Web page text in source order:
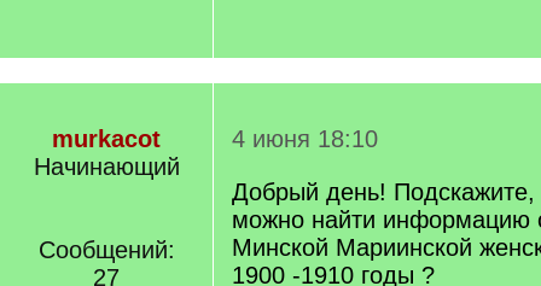
murkacot
Начинающий
Сообщений:
27
4 июня 18:10
Добрый день! Подскажите,
можно найти информацию
Минской Мариинской
1900 -1910 годы ?